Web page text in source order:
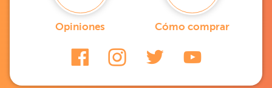
Opiniones Cómo comprar